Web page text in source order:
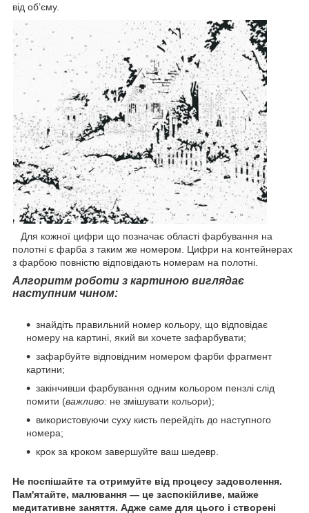
від об’єму.
Для кожної цифри що позначає області фарбування на
полотні є фарба з таким же номером. Цифри на контейнерах
з фарбою повністю відповідають номерам на полотні.
Алгоритм роботи з картиною виглядає
наступним чином:
знайдіть правильний номер кольору, що відповідає
номеру на картині, який ви хочете зафарбувати;
зафарбуйте відповідним номером фарби фрагмент
картини;
закінчивши фарбування одним кольором пензлі слід
помити (важливо: не змішувати кольори);
використовуючи суху кисть перейдіть до наступного
номера;
крок за кроком завершуйте ваш шедевр.
Не поспішайте та отримуйте від процесу задоволення.
Пам'ятайте, малювання — це заспокійливе, майже
медитативне заняття. Адже саме для цього і створені